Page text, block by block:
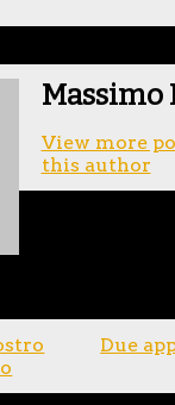
Massimo
View more
this author
Due